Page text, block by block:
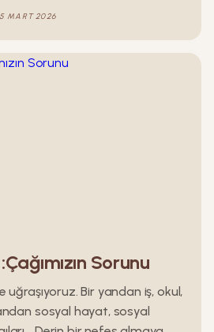
kötü bir his, onlarca iyi
MART 2026
Sorunu
uğraşıyoruz. Bir yandan iş, okul,
sosyal hayat, sosyal